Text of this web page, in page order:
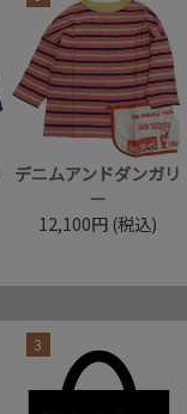
デニムアンドダンガリ
ー
12,100円 (税込)
3